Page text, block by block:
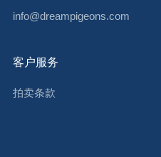
info@dreampigeons.com
客户服务
拍卖条款